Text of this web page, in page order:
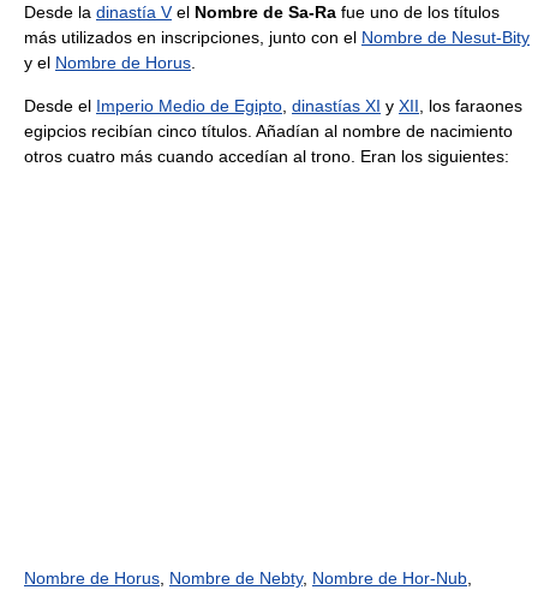
Desde la dinastía Vel Nombre de Sa-Ra fue uno de los títulos
más utilizados en inscripciones, junto con el Nombre de Nesut-Bity
y el Nombre de Horus.
Desde el Imperio Medio de Egipto, dinastías XI y XII, los faraones
egipcios recibían cinco títulos. Añadían al nombre de nacimiento
otros cuatro más cuando accedían al trono. Eran los siguientes:
Nombre de Horus, Nombre de Nebty, Nombre de Hor-Nub,